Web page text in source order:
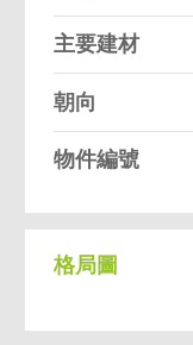
主要建材
朝向
物件編號
格局圖